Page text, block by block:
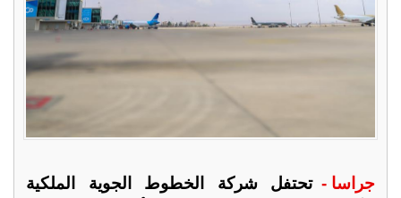
جراسا - تحتفل شركة الخطوط الجوية الملكية